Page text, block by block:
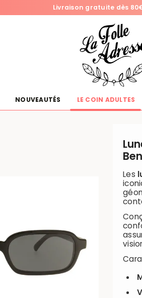
Livraison gratuite dès
NOUVEAUTÉS LE COIN ADULTES
Les